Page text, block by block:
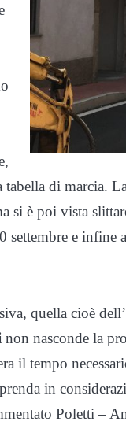
di marcia.
si è poi vista
e infine
quella cioè
non nasconde la
il tempo
in
Poletti –